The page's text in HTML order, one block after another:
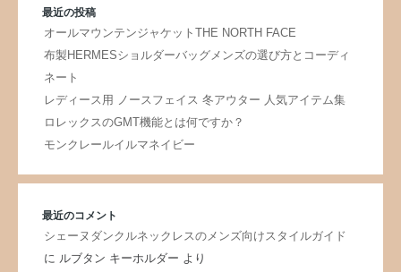
最近の投稿
オールマウンテンジャケットTHE NORTH FACE
布製HERMESショルダーバッグメンズの選び方とコーディ
ネート
レディース用 ノースフェイス 冬アウター 人気アイテム集
ロレックスのGMT機能とは何ですか？
モンクレールイルマネイビー
最近のコメント
シェーヌダンクルネックレスのメンズ向けスタイルガイド
に ルブタン キーホルダー より